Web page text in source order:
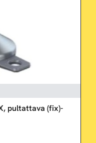
pultattava (fix)-